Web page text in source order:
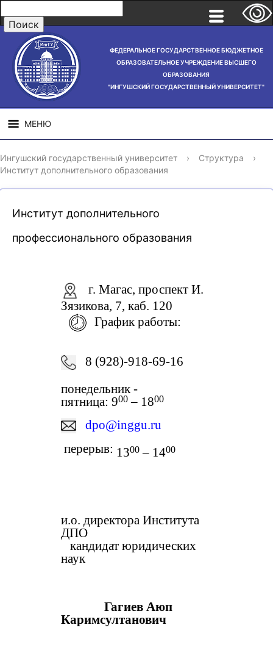
ФЕДЕРАЛЬНОЕ ГОСУДАРСТВЕННОЕ БЮДЖЕТНОЕ
ОБРАЗОВАТЕЛЬНОЕ УЧРЕЖДЕНИЕ ВЫСШЕГО
ОБРАЗОВАНИЯ
"ИНГУШСКИЙ ГОСУДАРСТВЕННЫЙ УНИВЕРСИТЕТ"
МЕНЮ
СВЕДЕНИЯ ОБ
ОБРАЗОВАТЕЛЬНОЙ
ОРГАНИЗАЦИИ
НАУЧНАЯ
ДЕЯТЕЛЬНОСТЬ
Ингушский государственный университет › Структура
›
Институт дополнительного образования
Институт дополнительного
профессионального образования
г. Магас, проспект И.
Зязикова, 7, каб. 120
График работы:
8 (928)-918-69-16
понедельник -
пятница: 900 – 1800
dpo@inggu.ru
перерыв: 1300 – 1400
и.о. директора Института
ДПО
кандидат юридических
наук
Гагиев Аюп
Каримсултанович